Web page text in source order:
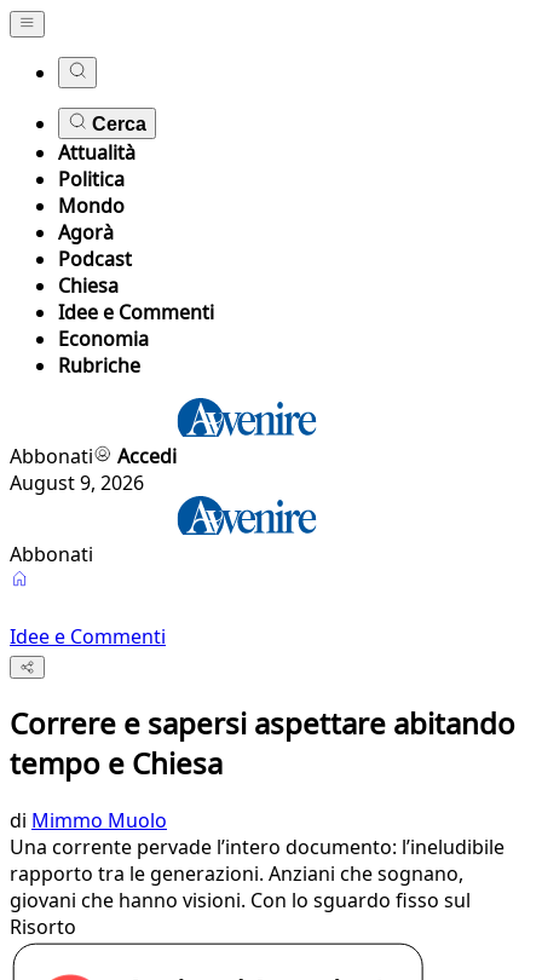
Cerca
Attualità
Politica
Mondo
Agorà
Podcast
Chiesa
Idee e Commenti
Economia
Rubriche
Abbonati
Accedi
August 9, 2026
Abbonati
Idee e Commenti
Correre e sapersi aspettare abitando
tempo e Chiesa
di Mimmo Muolo
Una corrente pervade l’intero documento: l’ineludibile
rapporto tra le generazioni. Anziani che sognano,
giovani che hanno visioni. Con lo sguardo fisso sul
Risorto